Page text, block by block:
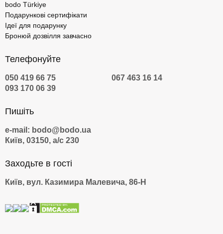
bodo Türkiye
Подарункові сертифікати
Ідеї для подарунку
Бронюй дозвілля завчасно
Телефонуйте
050 419 66 75
067 463 16 14
093 170 06 39
Пишіть
e-mail: bodo@bodo.ua
Київ, 03150, а/с 230
Заходьте в гості
Київ, вул. Казимира Малевича, 86-Н